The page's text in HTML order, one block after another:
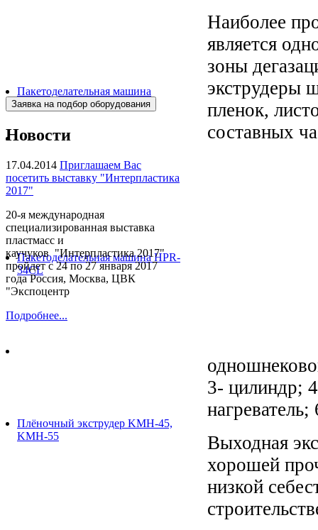
Пакетоделательная машина
BJAF+S 40*2M
Пакетоделательная машина HPR-
34CL
Плёночный экструдер KMH-45,
KMH-55
Новости
17.04.2014 Приглашаем Вас
посетить выставку "Интерпластика
2017"
20-я международная
специализированная выставка
пластмасс и
каучуков "Интерпластика 2017"
пройдет с 24 по 27 января 2017
года Россия, Москва, ЦВК
"Экспоцентр
Подробнее...
Наиболее
является
зоны
экструдеры
пленок,
составных
3- цилиндр;
Выходная
хорошей
низкой